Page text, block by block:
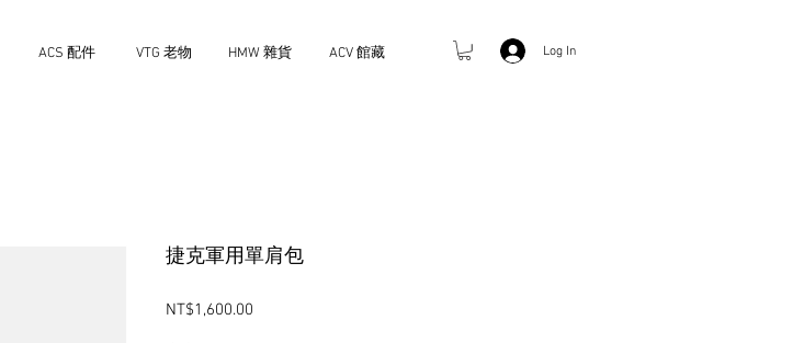
ACS 配件 VTG 老物 HMW 雜貨 ACV 館藏 Log In
捷克軍用單肩包
NT$1,600.00